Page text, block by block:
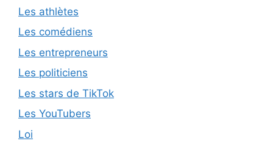
Les athlètes
Les comédiens
Les entrepreneurs
Les politiciens
Les stars de TikTok
Les YouTubers
Loi